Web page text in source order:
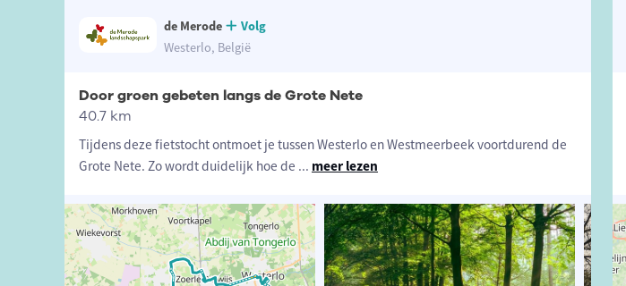
de Merode
Volg
Westerlo, België
Door groen gebeten langs de Grote Nete
40.7 km
Tijdens deze fietstocht ontmoet je tussen Westerlo en Westmeerbeek voortdurend de
Grote Nete. Zo wordt duidelijk hoe de ... meer lezen